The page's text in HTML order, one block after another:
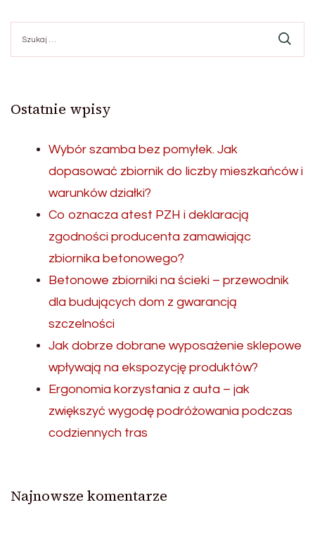
Ostatnie wpisy
Wybór szamba bez pomyłek. Jak
dopasować zbiornik do liczby mieszkańców i
warunków działki?
Co oznacza atest PZH i deklaracją
zgodności producenta zamawiając
zbiornika betonowego?
Betonowe zbiorniki na ścieki – przewodnik
dla budujących dom z gwarancją
szczelności
Jak dobrze dobrane wyposażenie sklepowe
wpływają na ekspozycję produktów?
Ergonomia korzystania z auta – jak
zwiększyć wygodę podróżowania podczas
codziennych tras
Najnowsze komentarze